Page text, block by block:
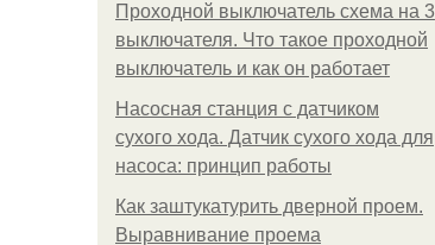
Проходной выключатель схема на 3
выключателя. Что такое проходной
выключатель и как он работает
Насосная станция с датчиком
сухого хода. Датчик сухого хода для
насоса: принцип работы
Как заштукатурить дверной проем.
Выравнивание проема